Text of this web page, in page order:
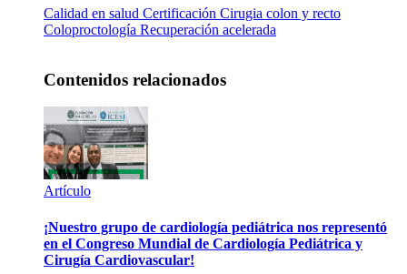
Calidad en salud Certificación Cirugia colon y recto
Coloproctología Recuperación acelerada
Contenidos relacionados
Artículo
¡Nuestro grupo de cardiología pediátrica nos representó
en el Congreso Mundial de Cardiología Pediátrica y
Cirugía Cardiovascular!